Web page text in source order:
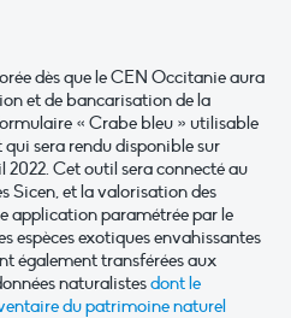
dès que le CEN Occitanie aura
et de bancarisation de la
« Crabe bleu » utilisable
sera rendu disponible sur
Cet outil sera connecté au
Sicen, et la valorisation des
application paramétrée par le
espèces exotiques envahissantes
également transférées aux
naturalistesdont le
du patrimoine naturel